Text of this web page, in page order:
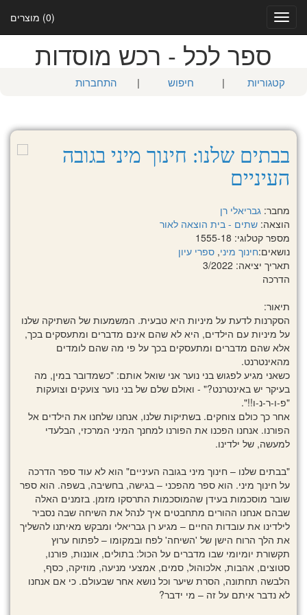
(0) מוצרים
Toggle
navigation
ספר לכל - רכש מוסדות
קטגוריות | חיפוש | התחברות
בבתים שלנו: חינוך מיני בגובה
העיניים
מחבר: גבריאלי רן
הוצאה: שתים - בית הוצאה לאור
מספר קטלוגי: 1555-18
נושאים:חינוך מיני, ספרי עיון
תאריך יציאה: 3/2022
הדרכה
תיאור:
הסקרנות לדעת על מיניות היא טבעית. המשמעות של השתיקה שלנו
על מיניות עם הילדים, היא לא שהם אינם מדברים ומתעסקים בכך,
אלא שהם מדברים ומתעסקים בכך על פי מה שהם לומדים
מהאינטרנט.
כשאני מגיע לפגוש בני נוער אני שואל אותם: "כשמדובר במין, מה
בעיקר יש באינטרנט?" - ואולם שלם של בני נוער צועקים וצועקות
"פ-ו-ר-נ-ו!!".
אחר כך כולם צוחקים. בשתיקות שלנו, אנחנו שלחנו את הילדים אל
הפורנו. אנחנו הפכנו את הפורנו למחנך המיני המרכזי, הבלעדי
למעשה, של ילדינו.
"בבתים שלנו – חינוך מיני בגובה העיניים" הוא לא עוד ספר הדרכה
על חינוך מיני. הוא ספר מהפכני – בגישה, בחשיבה, בשפה. הוא ספר
שובר מוסכמות בעידן שהמוסכמות התרסקו מזמן. בזמנים האלה
שבהם אנחנו ההורים מתחבטים איך לנהל את השיחה שבה נסביר
לילדינו את עובדות החיים – מגיע רן גבריאלי ומבקש מאיתנו להשליך
את הלך הרוח הישן של 'השיחה' לפח ובמקומו – לפתוח ערוץ
תקשורת יומיומי שבו מדברים על הכול: בתולים, אוננות, פורנו,
סטוצים, אהבות, אלכוהול, סמים, אמצעי מניעה, מוזיקה, כסף,
הלבשה תחתונה, הסרת שיער וכל נושא אחר שבעולם. כי אם אנחנו
לא נדבר איתם על זה – מי ידבר?